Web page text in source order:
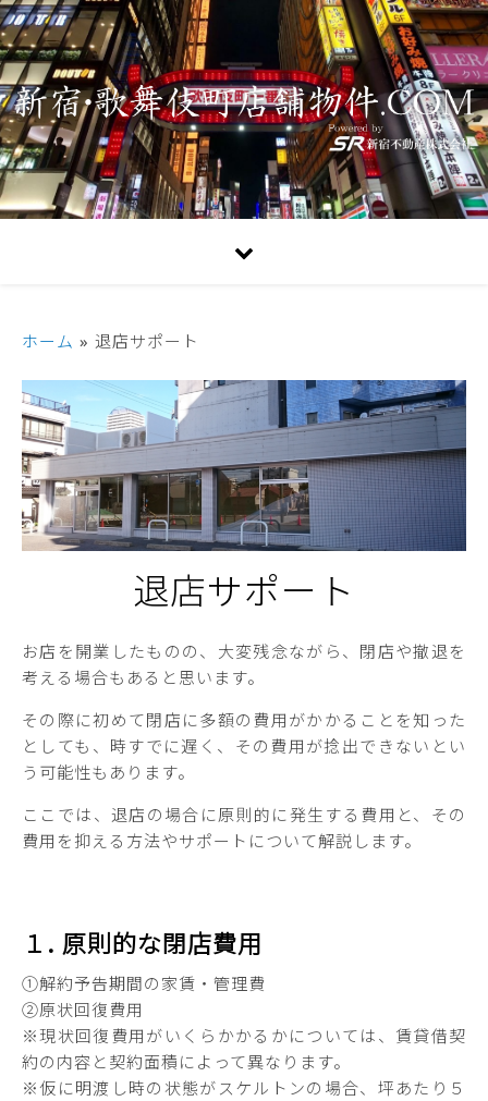
ホーム » 退店サポート
退店サポート
お店を開業したものの、大変残念ながら、閉店や撤退を
考える場合もあると思います。
その際に初めて閉店に多額の費用がかかることを知った
としても、時すでに遅く、その費用が捻出できないとい
う可能性もあります。
ここでは、退店の場合に原則的に発生する費用と、その
費用を抑える方法やサポートについて解説します。
１. 原則的な閉店費用
①解約予告期間の家賃・管理費
②原状回復費用
※現状回復費用がいくらかかるかについては、賃貸借契
約の内容と契約面積によって異なります。
※仮に明渡し時の状態がスケルトンの場合、坪あたり５